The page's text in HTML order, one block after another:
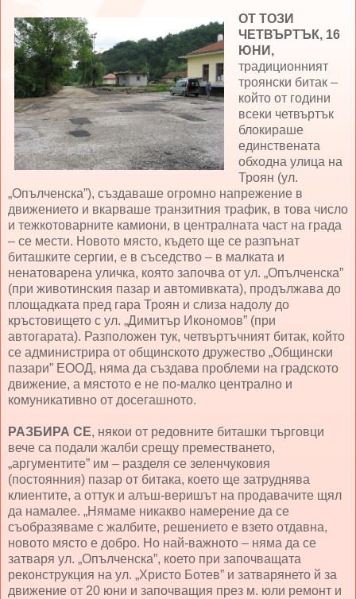
ОТ ТОЗИ
ЧЕТВЪРТЪК, 16
ЮНИ,
традиционният
троянски битак –
който от години
всеки четвъртък
блокираше
единствената
обходна улица на
Троян (ул.
„Опълченска”), създаваше огромно напрежение в
движението и вкарваше транзитния трафик, в това число
и тежкотоварните камиони, в централната част на града
– се мести. Новото място, където ще се разпънат
биташките сергии, е в съседство – в малката и
ненатоварена уличка, която започва от ул. „Опълченска”
(при животинския пазар и автомивката), продължава до
площадката пред гара Троян и слиза надолу до
кръстовището с ул. „Димитър Икономов” (при
автогарата). Разположен тук, четвъртъчният битак, който
се администрира от общинското дружество „Общински
пазари” ЕООД, няма да създава проблеми на градското
движение, а мястото е не по-малко централно и
комуникативно от досегашното.
РАЗБИРА СЕ, някои от редовните биташки търговци
вече са подали жалби срещу преместването,
„аргументите” им – разделя се зеленчуковия
(постоянния) пазар от битака, което ще затруднява
клиентите, а оттук и алъш-веришът на продавачите щял
да намалее. „Нямаме никакво намерение да се
съобразяваме с жалбите, решението е взето отдавна,
новото място е добро. Но най-важното – няма да се
затваря ул. „Опълченска”, което при започващата
реконструкция на ул. „Христо Ботев” и затварянето й за
движение от 20 юни и започващия през м. юли ремонт и